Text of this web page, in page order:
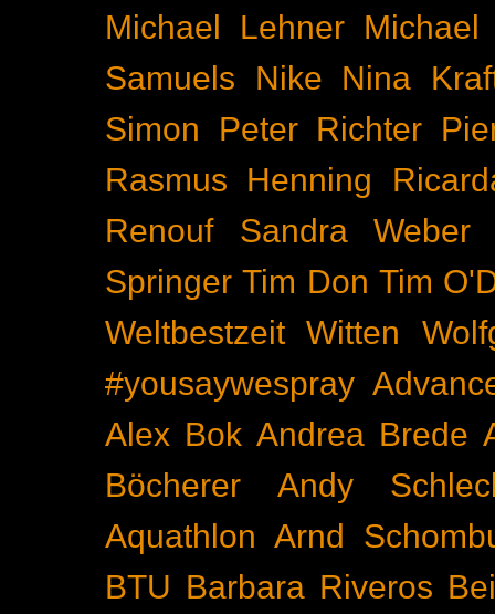
Michael Lehner Michael
Samuels
Nike
Nina
Simon
Peter Richter
Rasmus Henning
Renouf
Sandra Weber
Springer Tim Don Tim
Weltbestzeit Witten
#yousaywespray
Alex Bok Andrea Brede
Böcherer
Andy
Aquathlon Arnd
BTU Barbara Riveros